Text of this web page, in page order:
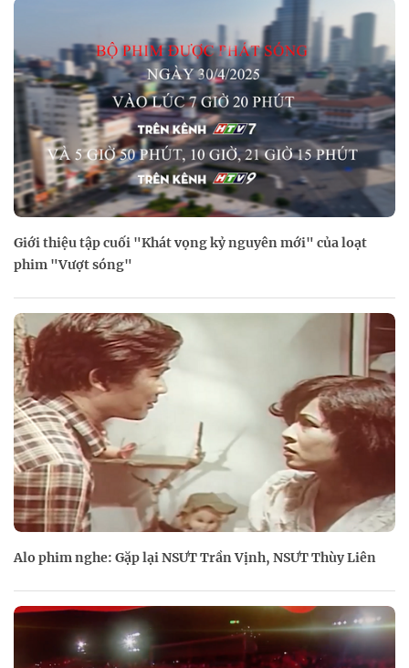
Giới thiệu tập cuối "Khát vọng kỷ nguyên mới" của loạt
phim "Vượt sóng"
Alo phim nghe: Gặp lại NSƯT Trần Vịnh, NSƯT Thùy Liên